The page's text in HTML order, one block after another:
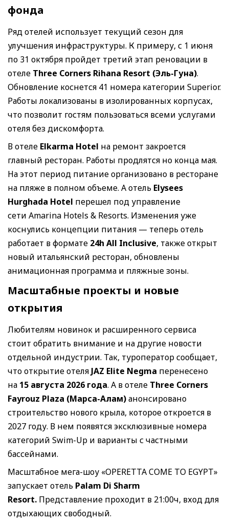
фонда
Ряд отелей использует текущий сезон для
улучшения инфраструктуры. К примеру, с 1 июня
по 31 октября пройдет третий этап реновации в
отеле Three Corners Rihana Resort (Эль-Гуна).
Обновление коснется 41 номера категории Superior.
Работы локализованы в изолированных корпусах,
что позволит гостям пользоваться всеми услугами
отеля без дискомфорта.
В отеле Elkarma Hotel на ремонт закроется
главный ресторан. Работы продлятся но конца мая.
На этот период питание организовано в ресторане
на пляже в полном объеме. А отель Elysees
Hurghada Hotel перешел под управление
сети Amarina Hotels & Resorts. Изменения уже
коснулись концепции питания — теперь отель
работает в формате 24h All Inclusive, также открыт
новый итальянский ресторан, обновлены
анимационная программа и пляжные зоны.
Масштабные проекты и новые
открытия
Любителям новинок и расширенного сервиса
стоит обратить внимание и на другие новости
отдельной индустрии. Так, туроператор сообщает,
что открытие отеля JAZ Elite Negma перенесено
на 15 августа 2026 года. А в отеле Three Corners
Fayrouz Plaza (Марса-Алам)анонсировано
строительство нового крыла, которое откроется в
2027 году. В нем появятся эксклюзивные номера
категорий Swim-Up и варианты с частными
бассейнами.
Масштабное мега-шоу «OPERETTA COME TO EGYPT»
запускает отель Palam Di Sharm
Resort. Представление проходит в 21:00ч, вход для
отдыхающих свободный.